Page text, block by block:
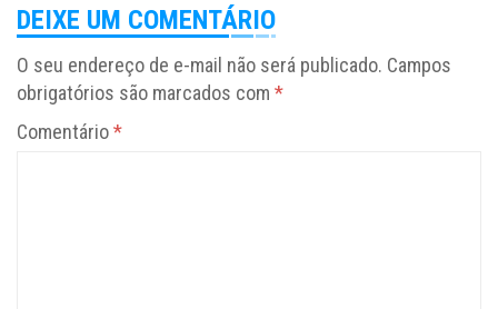
DEIXE UM COMENTÁRIO
O seu endereço de e-mail não será publicado. Campos
obrigatórios são marcados com *
Comentário*